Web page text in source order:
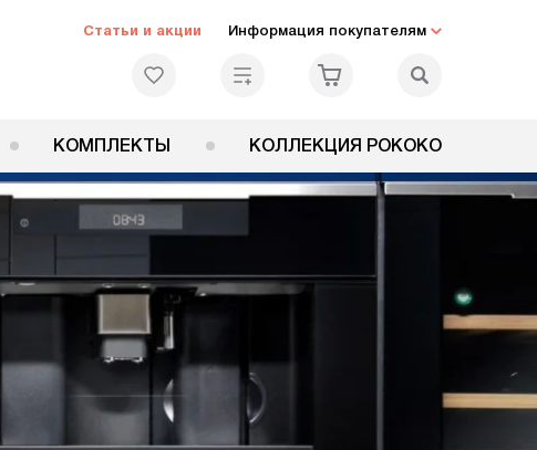
Статьи и акции Информация покупателям
КОМПЛЕКТЫ КОЛЛЕКЦИЯ РОКОКО